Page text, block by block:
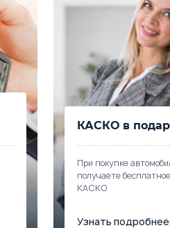
КАСКО в
При покупке
получаете бесплатное
КАСКО
Узнать подробнее